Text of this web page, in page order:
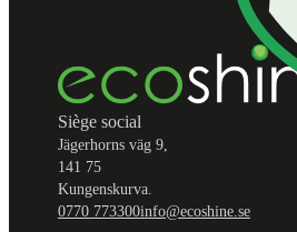
Siège social
Jägerhorns väg 9,
141 75
Kungenskurva.
0770 773300info@ecoshine.se